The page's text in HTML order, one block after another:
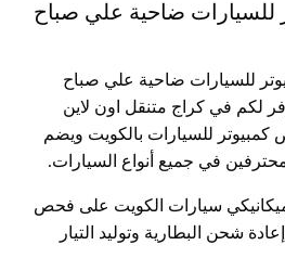
ضاحية علي صباح
للسيارات ضاحية علي صباح
لكم في كراج متنقل اون لاين
للسيارات بالكويت ويضم
في جميع أنواع السيارات.
سيارات الكويت على فحص
شحن البطارية وتوليد التيار